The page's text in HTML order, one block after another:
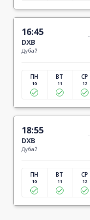
16:45
DXB
Дубай
ПН
10
ВТ
11
СР
12
18:55
DXB
Дубай
ПН
10
ВТ
11
СР
12